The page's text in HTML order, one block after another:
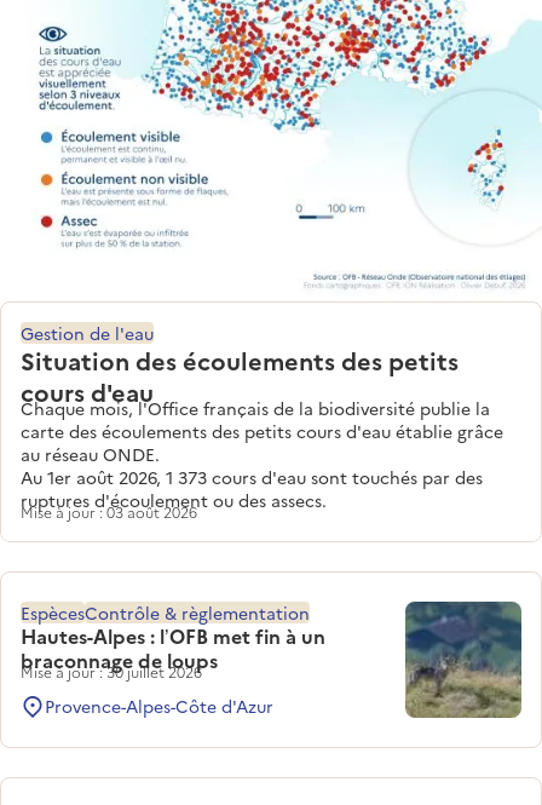
Situation des écoulements des petits
cours d'eau
Gestion de l'eau
Chaque mois, l'Office français de la biodiversité publie la
carte des écoulements des petits cours d'eau établie grâce
au réseau ONDE.
Au 1er août 2026, 1 373 cours d'eau sont touchés par des
ruptures d'écoulement ou des assecs.
Mise à jour : 03 août 2026
Hautes-Alpes : l’OFB met fin à un
braconnage de loups
EspècesContrôle & règlementation
Mise à jour : 30 juillet 2026
Provence-Alpes-Côte d'Azur